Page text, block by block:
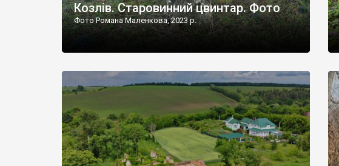
Козлів. Старовинний цвинтар. Фото
Фото Романа Маленкова, 2023 р.